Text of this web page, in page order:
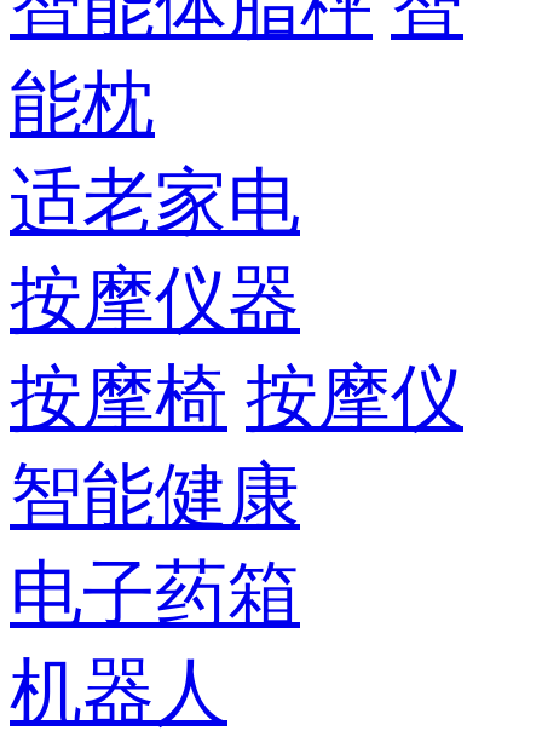
能枕
适老家电
按摩仪器
按摩椅 按摩仪
智能健康
电子药箱
机器人